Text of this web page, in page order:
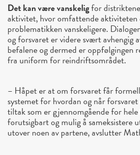
Det kan være vanskeligfor
aktivitet, hvor omfattende aktiviteten
problematikken vanskeligere.
og forsvaret er videre svært avhengig
befalene og dermed er oppfølgingen
fra uniform for reindriftsområdet.
– Håpet er at om forsvaret får
systemet for hvordan og når
tiltak som er gjennomgående for
forutsigbart og mulig å sameksistere
utover noen av partene, avslutter